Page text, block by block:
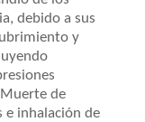
debido a sus
y
de
e inhalación de